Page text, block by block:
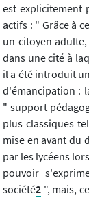
est explicitement
actifs : " Grâce à
un citoyen
dans une cité à
il a été introduit
d'émancipation :
" support
plus classiques
mise en avant du
par les lycéens
pouvoir
société2 ", mais,